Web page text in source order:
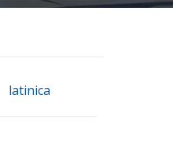
latinica